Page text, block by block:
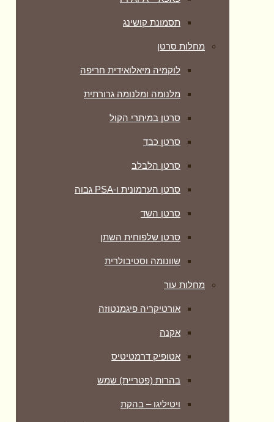
תסמונת קושינג
מחלות סרטן
לוקמיה מיאלואידית חריפה
מלנומה ומלנומה גרורתית
סרטן במיתרי הקול
סרטן כבד
סרטן הלבלב
סרטן הערמונית ו-PSA גבוה
סרטן השד
סרטן שלפוחית השתן
שוונומה וסטיבולרית
מחלות עור
אורטיקריה פיגמנטוזה
אקנה
אטופיק דרמטיטיס
בהרות (פטריית) שמש
ויטיליגו – בהקת